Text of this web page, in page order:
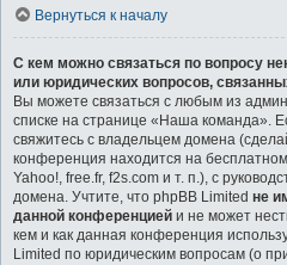
Вернуться к началу
С кем можно связаться по вопросу
или юридических вопросов,
Вы можете связаться с любым из
списке на странице «Наша команда».
свяжитесь с владельцем домена
конференция находится на
Yahoo!, free.fr, f2s.com и т. п.), с
домена. Учтите, что phpBB Limited не
данной конференцией и не может
кем и как данная конференция
Limited по юридическим вопросам (о